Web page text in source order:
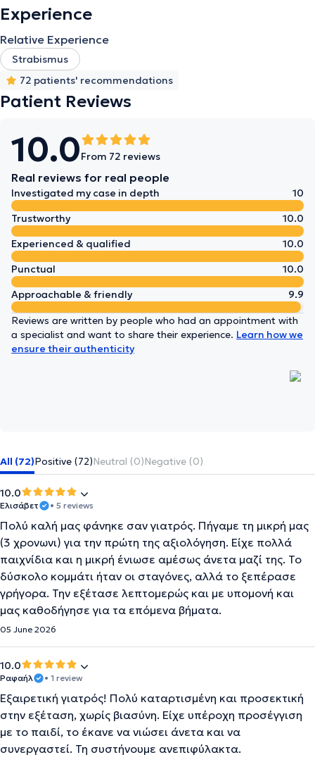
University in Washington, DC, and subspecialized in Pediatric
Ophthalmology and Adult and Pediatric Strabismus Surgery at
the Children’s Hospital of Michigan and the Kresge Eye Institute of
Michigan. She has extensive experience in the surgical
management of pediatric ophthalmologic conditions such as
strabismus, congenital cataracts, retinopathy of prematurity, as
certification from the American Board of Ophthalmology (ABO), is
and the American Association of Pediatric Ophthalmology &
Strabismus (AAPOS). She served as a member of the Professional
Education Committee of AAPOS for five consecutive years (2015-
2020), a committee that contributes through lectures and
educational programs to the further training of pediatric
ophthalmologists in America. She was Section Editor of
Eyewikipedia in the field of Pediatric Ophthalmology for three
years (2015-2018) and was awarded a Certificate of Excellence for
her contribution. Additionally, she has publications in major
medical journals and has authored ophthalmology chapters in
medical textbooks.
Experience
Relative Experience
Strabismus
72 patients' recommendations
Patient Reviews
10.0From 72 reviews
Real reviews for real people
Investigated my case in depth
10
Trustworthy
10.0
Experienced & qualified
10.0
Punctual
10.0
Approachable & friendly
9.9
Reviews are written by people who had an appointment with
a specialist and want to share their experience. Learn how we
ensure their authenticity
All (72)Positive (72)Neutral (0)Negative (0)
10.0
Ελισάβετ • 5 reviews
Πολύ καλή μας φάνηκε σαν γιατρός. Πήγαμε τη μικρή μας
(3 χρονωνι) για την πρώτη της αξιολόγηση. Είχε πολλά
παιχνίδια και η μικρή ένιωσε αμέσως άνετα μαζί της. Το
δύσκολο κομμάτι ήταν οι σταγόνες, αλλά το ξεπέρασε
γρήγορα. Την εξέτασε λεπτομερώς και με υπομονή και
μας καθοδήγησε για τα επόμενα βήματα.
05 June 2026
10.0
Ραφαήλ • 1 review
Εξαιρετική γιατρός! Πολύ καταρτισμένη και προσεκτική
στην εξέταση, χωρίς βιασύνη. Είχε υπέροχη προσέγγιση
με το παιδί, το έκανε να νιώσει άνετα και να
συνεργαστεί. Τη συστήνουμε ανεπιφύλακτα.